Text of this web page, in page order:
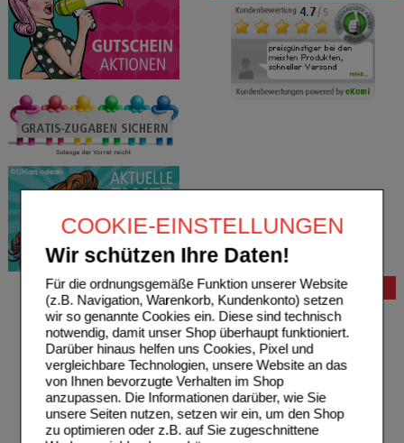
COOKIE-EINSTELLUNGEN
Wir schützen Ihre Daten!
Für die ordnungsgemäße Funktion unserer Website
(z.B. Navigation, Warenkorb, Kundenkonto) setzen
wir so genannte Cookies ein. Diese sind technisch
notwendig, damit unser Shop überhaupt funktioniert.
Darüber hinaus helfen uns Cookies, Pixel und
vergleichbare Technologien, unsere Website an das
von Ihnen bevorzugte Verhalten im Shop
anzupassen. Die Informationen darüber, wie Sie
unsere Seiten nutzen, setzen wir ein, um den Shop
zu optimieren oder z.B. auf Sie zugeschnittene
Bestellung
Hilfe zur Anmeldung
Hilfe zum Bestellvorgang
Zahlungsmöglichkeiten
Rezepte einlösen
Freiumschläge anfordern
Freiumschläge downloaden
Auslandsbestellung
Reklamation